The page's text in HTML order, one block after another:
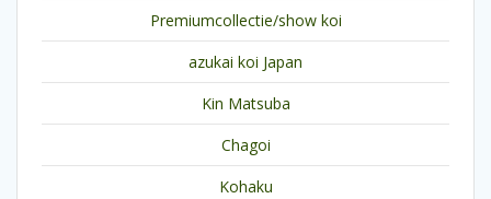
Premiumcollectie/show koi
azukai koi Japan
Kin Matsuba
Chagoi
Kohaku